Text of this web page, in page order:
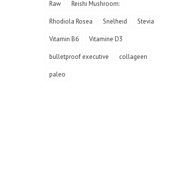
Raw Reishi Mushroom:
Rhodiola Rosea Snelheid Stevia
Vitamin B6 Vitamine D3
bulletproof executive collageen
paleo